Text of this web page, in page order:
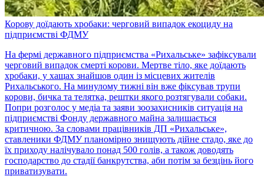
Корову доїдають хробаки: черговий випадок екоциду на
підприємстві ФДМУ
На фермі державного підприємства «Рихальське» зафіксували
черговий випадок смерті корови. Мертве тіло, яке доїдають
хробаки, у хащах знайшов один із місцевих жителів
Рихальського. На минулому тижні він вже фіксував трупи
корови, бичка та телятка, рештки якого розтягували собаки.
Попри розголос у медіа та заяви зоозахисників ситуація на
підприємстві Фонду державного майна залишається
критичною. За словами працівників ДП «Рихальське»,
ставленики ФДМУ планомірно знищують дійне стадо, яке до
їх приходу налічувало понад 500 голів, а також доводять
господарство до стадії банкрутства, аби потім за безцінь його
приватизувати.